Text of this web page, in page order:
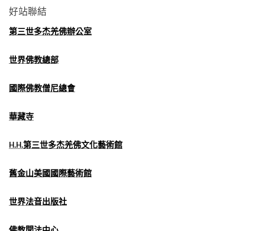
好站聯結
第三世多杰羌佛辦公室
世界佛教總部
國際佛教僧尼總會
華藏寺
H.H.第三世多杰羌佛文化藝術館
舊金山美國國際藝術館
世界法音出版社
佛教聞法中心